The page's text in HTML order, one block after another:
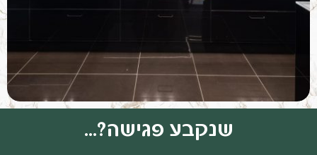
שנקבע פגישה?...